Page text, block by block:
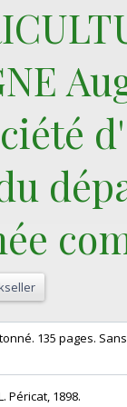
135 pages.
Péricat, 1898.‎